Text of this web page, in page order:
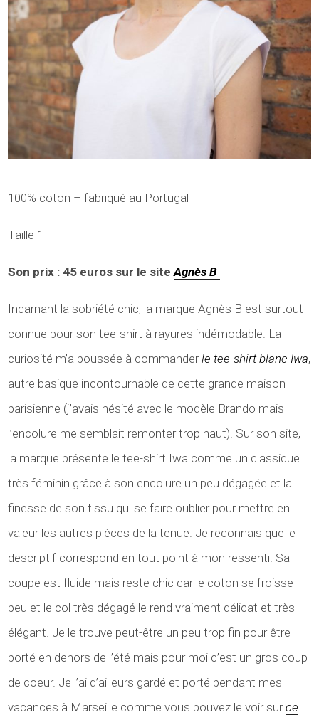
100% coton – fabriqué au Portugal
Taille 1
Son prix : 45 euros sur le siteAgnès B
Incarnant la sobriété chic, la marque Agnès B est surtout
connue pour son tee-shirt à rayures indémodable. La
curiosité m’a poussée à commanderle tee-shirt blanc Iwa,
autre basique incontournable de cette grande maison
parisienne (j’avais hésité avec le modèle Brando mais
l’encolure me semblait remonter trop haut). Sur son site,
la marque présente le tee-shirt Iwa comme un classique
très féminin grâce à son encolure un peu dégagée et la
finesse de son tissu qui se faire oublier pour mettre en
valeur les autres pièces de la tenue. Je reconnais que le
descriptif correspond en tout point à mon ressenti. Sa
coupe est fluide mais reste chic car le coton se froisse
peu et le col très dégagé le rend vraiment délicat et très
élégant. Je le trouve peut-être un peu trop fin pour être
porté en dehors de l’été mais pour moi c’est un gros coup
de coeur. Je l’ai d’ailleurs gardé et porté pendant mes
vacances à Marseille comme vous pouvez le voir surce